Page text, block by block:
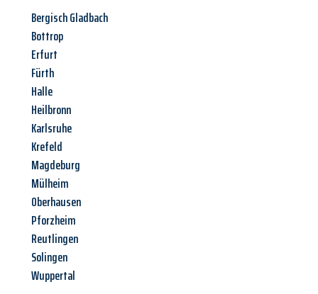
Bergisch Gladbach
Bottrop
Erfurt
Fürth
Halle
Heilbronn
Karlsruhe
Krefeld
Magdeburg
Mülheim
Oberhausen
Pforzheim
Reutlingen
Solingen
Wuppertal